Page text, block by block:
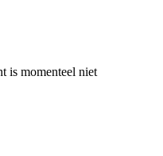
is momenteel niet